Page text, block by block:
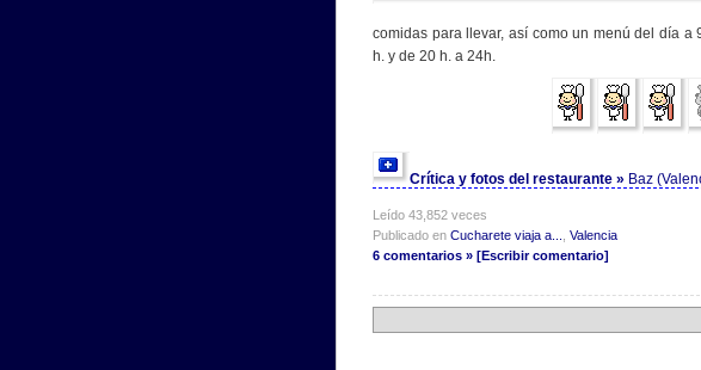
comidas para llevar, así como un menú del día a
h. y de 20 h. a 24h.
Crítica y fotos del restaurante » Baz
Leído 43,852 veces
Publicado en Cucharete viaja a...
Valencia
6 comentarios » [Escribir comentario]